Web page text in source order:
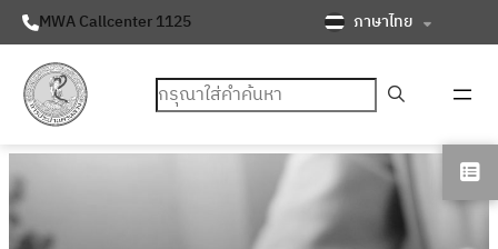
MWA Callcenter 1125 ภาษาไทย
ค้นหา